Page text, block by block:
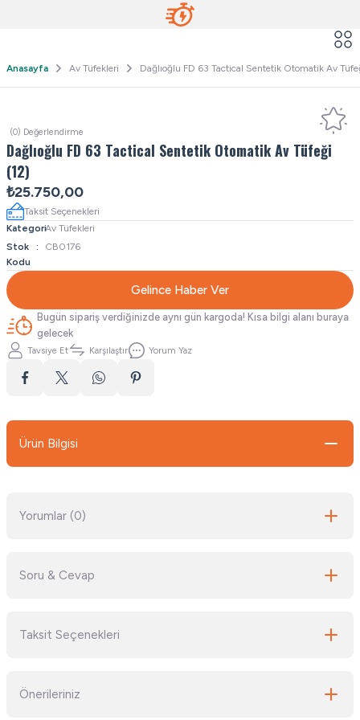
Anasayfa Av Tüfekleri Dağlıoğlu FD 63 Tactical Sentetik Otomatik Av
(0) Değerlendirme
Dağlıoğlu FD 63 Tactical Sentetik Otomatik Av Tüfeği
(12)
₺25.750,00
Taksit Seçenekleri
KategoriAv Tüfekleri
Stok
Kodu
CB0176
Gelince Haber Ver
Bugün sipariş verdiğinizde aynı gün kargoda! Kısa bilgi alanı buraya
gelecek
Tavsiye Et Karşılaştır Yorum Yaz
Ürün Bilgisi
Yorumlar (0)
Soru & Cevap
Taksit Seçenekleri
Önerileriniz